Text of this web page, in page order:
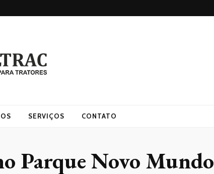
SERVIÇOS CONTATO
Parque Novo Mundo